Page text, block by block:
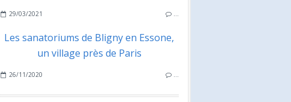
29/03/2021 …
Les sanatoriums de Bligny en Essone,
un village près de Paris
26/11/2020 …